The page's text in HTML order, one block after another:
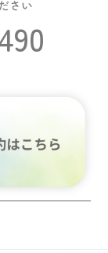
さい